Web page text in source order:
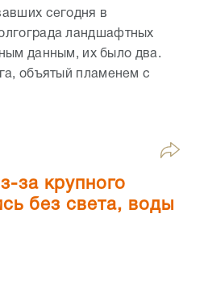
сегодня в
ландшафтных
данным, их было два.
объятый пламенем с
за крупного
без света, воды